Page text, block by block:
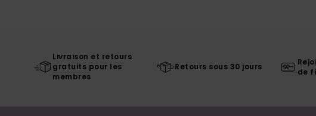
Livraison et retours
gratuits pour les
membres
Retours sous 30 jours
de